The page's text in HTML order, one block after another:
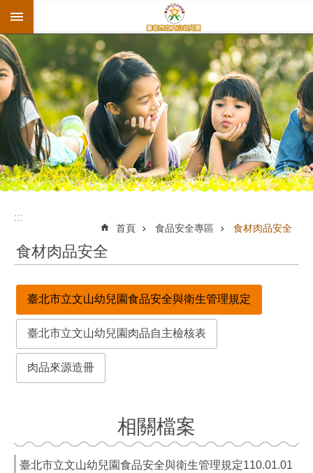
跳到主要內容區塊
:::
首頁 食品安全專區 食材肉品安全
食材肉品安全
臺北市立文山幼兒園食品安全與衛生管理規定
臺北市立文山幼兒園肉品自主檢核表
肉品來源造冊
相關檔案
臺北市立文山幼兒園食品安全與衛生管理規定110.01.01